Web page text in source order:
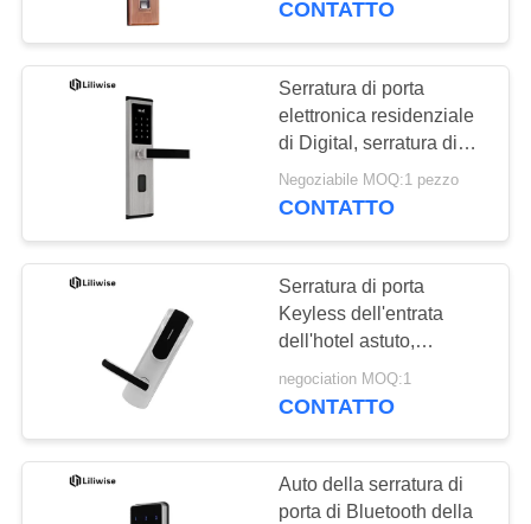
CONTATTO
Serratura di porta
elettronica residenziale
di Digital, serratura di
entrata principale
Keyless di Multifuction
Negoziabile MOQ:1 pezzo
CONTATTO
Serratura di porta
Keyless dell'entrata
dell'hotel astuto,
serratura di entrata
principale elettronica
negociation MOQ:1
CONTATTO
Auto della serratura di
porta di Bluetooth della